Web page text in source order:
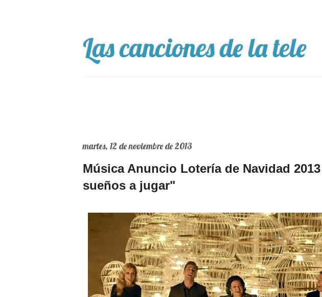
Las canciones de la tele
martes, 12 de noviembre de 2013
Música Anuncio Lotería de Navidad
sueños a jugar"